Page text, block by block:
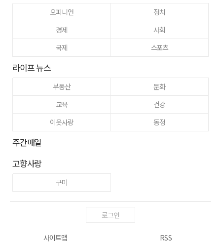
오피니언
정치
경제
사회
국제
스포츠
라이프 뉴스
부동산
문화
교육
건강
이웃사랑
동정
주간매일
고향사랑
구미
로그인
사이트맵 RSS